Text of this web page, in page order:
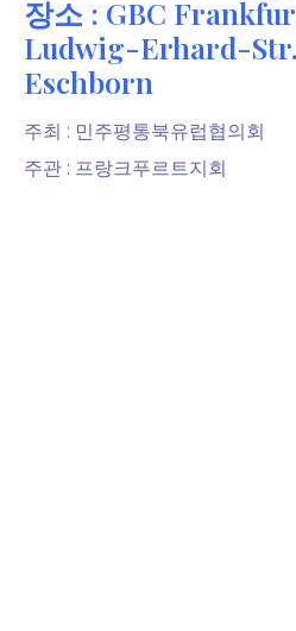
장소 : GBC
Ludwig-Erhard-
Eschborn
주최 : 민주평통북유럽협의회
주관 : 프랑크푸르트지회